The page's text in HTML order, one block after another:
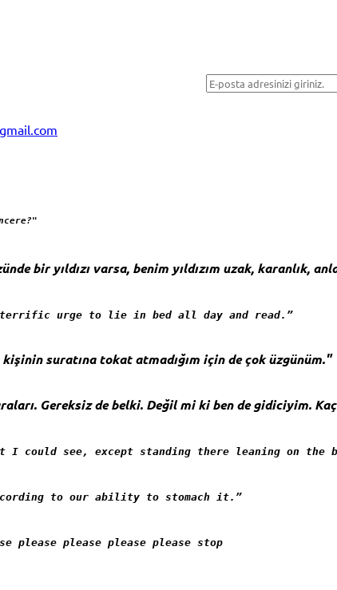
bir yıldızı varsa, benim yıldızım uzak, karanlık,
terrific urge to lie in bed all day and read.”
suratına tokat atmadığım için de çok üzgünüm."
Gereksiz de belki. Değil mi ki ben de gidiciyim.
I could see, except standing there leaning on
to our ability to stomach it.”
please please please please stop